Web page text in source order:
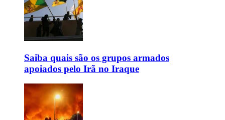
Saiba quais são os grupos armados
apoiados pelo Irã no Iraque